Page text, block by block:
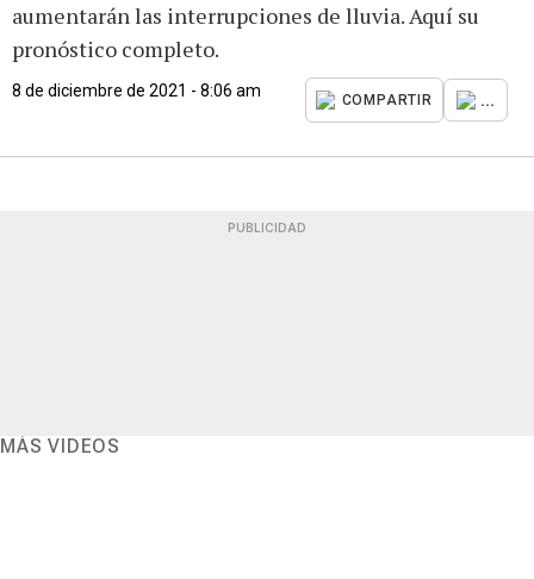
aumentarán las interrupciones de lluvia. Aquí su
pronóstico completo.
8 de diciembre de 2021 - 8:06 am
COMPARTIR ...
PUBLICIDAD
MÁS VIDEOS